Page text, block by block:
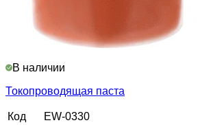
В наличии
Токопроводящая паста
Код
EW-0330